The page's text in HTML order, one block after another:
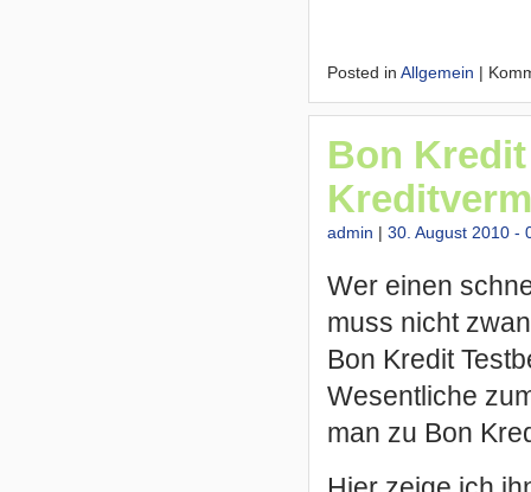
Posted in Allgemein |
Bon
admin | 30. August 2010 -
Wer einen
muss nicht
Bon Kredit
Wesentliche
man zu Bon